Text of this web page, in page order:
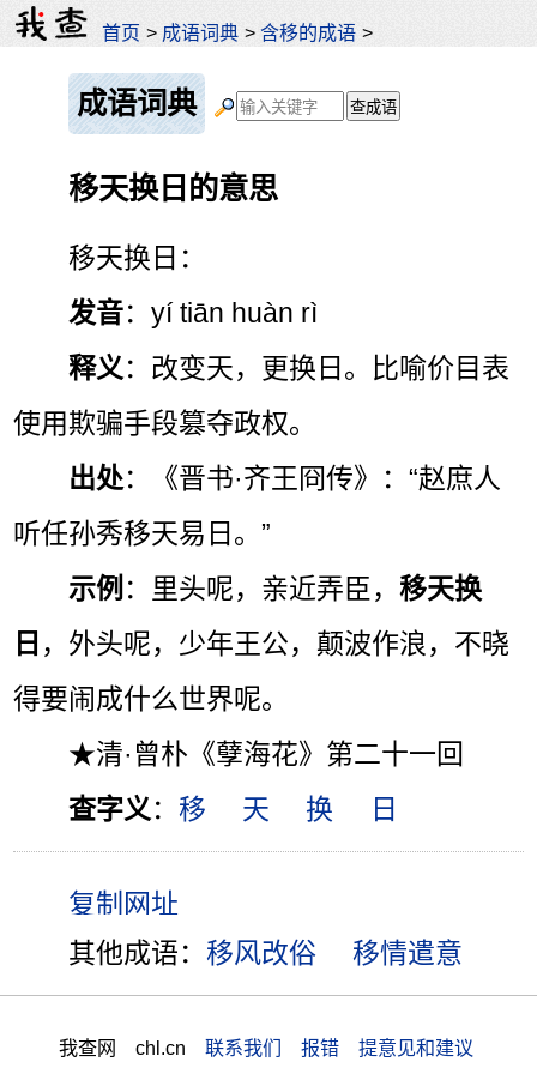
首页 > 成语词典 >含移的成语 >
成语词典
移天换日的意思
移天换日：
发音：yí tiān huàn rì
释义 ：改变天，更换日。比喻价目表
使用欺骗手段篡夺政权。
出处：《晋书·齐王冏传》：“赵庶人
听任孙秀移天易日。”
示例 ：里头呢，亲近弄臣，移天换
日 ，外头呢，少年王公，颠波作浪，不晓
得要闹成什么世界呢。
★清·曾朴《孽海花》第二十一回
查字义 ：移 天 换 日
其他成语：移风改俗 移情遣意
我查网 chl.cn 联系我们 报错 提意见和建议